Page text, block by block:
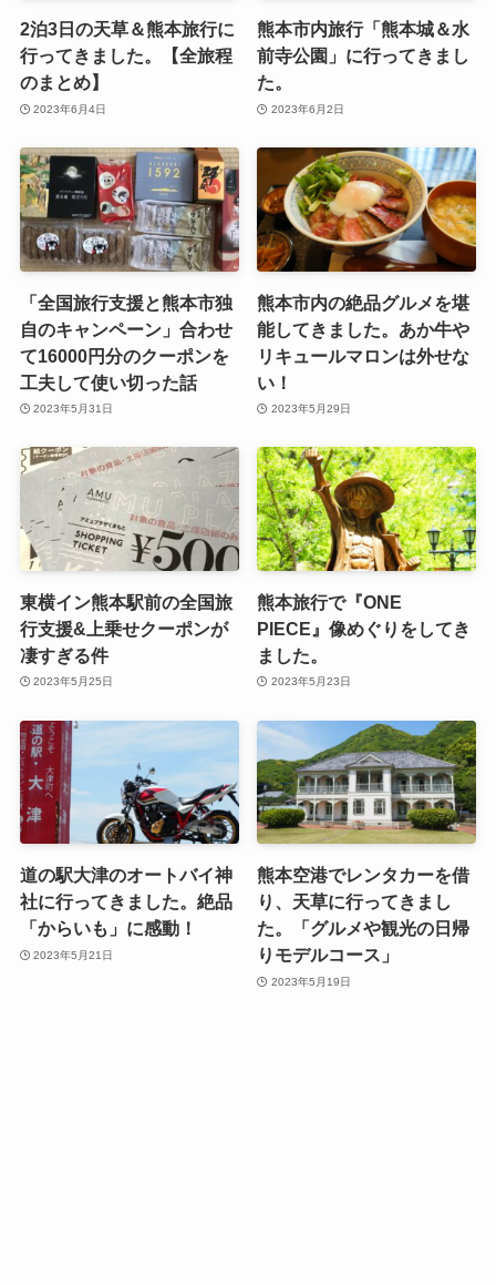
2泊3日の天草＆熊本旅行に
行ってきました。【全旅程
のまとめ】
2023年6月4日
熊本市内旅行「熊本城＆水
前寺公園」に行ってきまし
た。
2023年6月2日
「全国旅行支援と熊本市独
自のキャンペーン」合わせ
て16000円分のクーポンを
工夫して使い切った話
2023年5月31日
熊本市内の絶品グルメを堪
能してきました。あか牛や
リキュールマロンは外せな
い！
2023年5月29日
東横イン熊本駅前の全国旅
行支援&上乗せクーポンが
凄すぎる件
2023年5月25日
熊本旅行で『ONE
PIECE』像めぐりをしてき
ました。
2023年5月23日
道の駅大津のオートバイ神
社に行ってきました。絶品
「からいも」に感動！
2023年5月21日
熊本空港でレンタカーを借
り、天草に行ってきまし
た。「グルメや観光の日帰
りモデルコース」
2023年5月19日